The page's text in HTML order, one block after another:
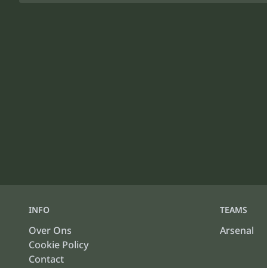
INFO
Over Ons
Cookie Policy
Contact
TEAMS
Arsenal